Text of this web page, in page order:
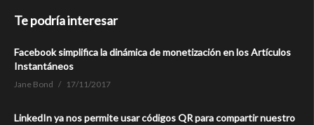
Te podría interesar
Facebook simplifica la dinámica de monetización en los Artículos
Instantáneos
Jane Bond 17/11/2017
LinkedIn ya nos permite usar códigos QR para compartir nuestro